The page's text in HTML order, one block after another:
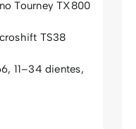
Tourney TX800
TS38
11–34 dientes,